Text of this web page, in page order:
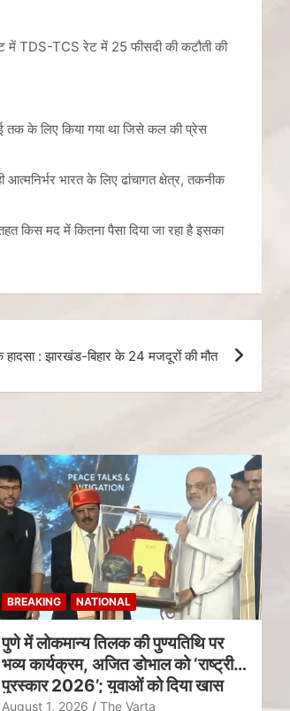
में TDS-TCS रेट में 25 फीसदी की कटौती की
तक के लिए किया गया था जिसे कल की प्रेस
भारत के लिए ढांचागत क्षेत्र, तकनीक
किस मद में कितना पैसा दिया जा रहा है इसका
: झारखंड-बिहार के 24 मजदूरों की मौत
BREAKING NATIONAL
पुणे में लोकमान्य तिलक की पुण्यतिथि पर
भव्य कार्यक्रम, अजित डोभाल को ‘राष्ट्रीय
पुरस्कार 2026’; युवाओं को दिया खास
August 1, 2026 The Varta